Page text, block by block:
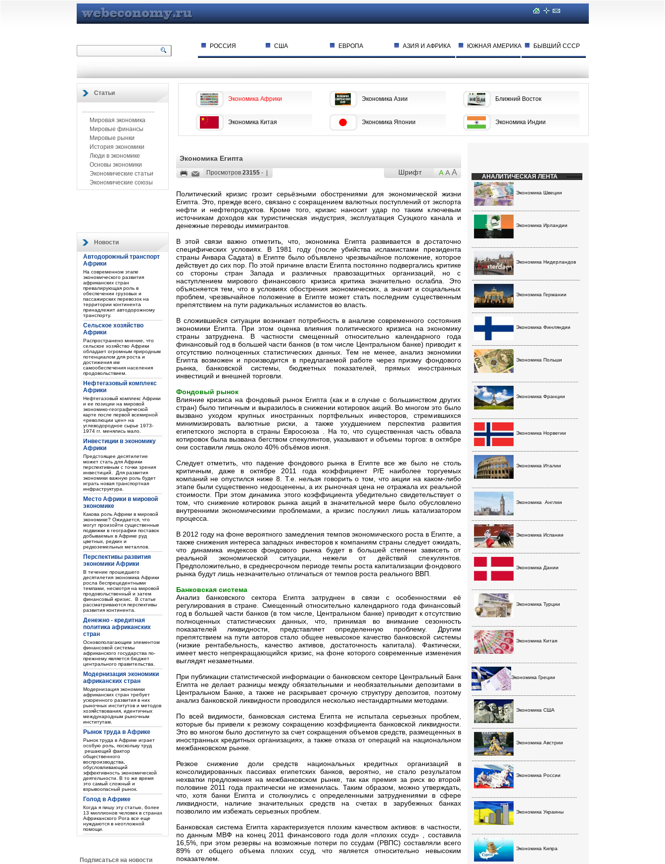
РОССИЯ США ЕВРОПА АЗИЯ И АФРИКА ЮЖНАЯ АМЕРИКА БЫВШИЙ СССР
Статьи
.................................................
Мировая экономика
Мировые финансы
Мировые рынки
История экономики
Люди в экономике
Основы экономики
Экономические статьи
Экономические союзы
Новости
Автодорожный транспорт
Африки
На современном этапе
экономического развития
африканских стран
превалирующая роль в
обеспечении грузовых и
пассажирских перевозок на
территории континента
принадлежит автодорожному
транспорту.
Сельское хозяйство
Африки
Распространено мнение, что
сельское хозяйство Африки
обладает огромным природным
потенциалом для роста и
достижения им
самообеспечения населения
продовольствием.
Нефтегазовый комплекс
Африки
Нефтегазовый комплекс Африки
и ее позиции на мировой
экономико-географической
карте после первой всемирной
«революции цен» на
углеводородное сырье 1973-
1974 гг. менялись мало.
Инвестиции в экономику
Африки
Предстоящее десятилетие
может стать для Африки
перспективным с точки зрения
инвестиций. Для развития
экономики важную роль будет
играть новая транспортная
инфраструктура.
Место Африки в мировой
экономике
Какова роль Африки в мировой
экономике? Ожидается, что
могут произойти существенные
подвижки в географии поставок
добываемых в Африке руд
цветных, редких и
редкоземельных металлов.
Перспективы развития
экономики Африки
В течение прошедшего
десятилетия экономика Африки
росла беспрецедентными
темпами, несмотря на мировой
продовольственный и затем
финансовый кризис. В статье
рассматриваются перспективы
развития континента.
Денежно - кредитная
политика африканских
стран
Основополагающим элементом
финансовой системы
африканского государства по-
прежнему является бюджет
центрального правительства.
Модернизация экономики
африканских стран
Модернизация экономики
африканских стран требует
ускоренного развития в них
рыночных институтов и методов
хозяйствования, идентичных
международным рыночным
институтам.
Рынок труда в Африке
Рынок труда в Африке играет
особую роль, поскольку труд
решающий фактор
общественного
воспроизводства,
обусловливающий
эффективность экономической
деятельности. В то же время
это самый сложный и
взрывоопасный рынок.
Голод в Африке
Когда я пишу эту статью, более
13 миллионов человек в странах
Африканского Рога все еще
нуждаются в неотложной
помощи.
Подписаться на новости
Экономика Африки Экономика Азии Ближний Восток
Экономика Китая Экономика Японии Экономика Индии
Экономика Египта
Просмотров 23155- | Шрифт A A A
Политический кризис грозит серьёзными обострениями для экономической жизни
Египта. Это, прежде всего, связано с сокращением валютных поступлений от экспорта
нефти и нефтепродуктов. Кроме того, кризис наносит удар по таким ключевым
источникам доходов как туристическая индустрия, эксплуатация Суэцкого канала и
денежные переводы иммигрантов.
В этой связи важно отметить, что, экономика Египта развивается в достаточно
специфических условиях. В 1981 году (после убийства исламистами президента
страны Анвара Садата) в Египте было объявлено чрезвычайное положение, которое
действует до сих пор. По этой причине власти Египта постоянно подвергались критике
со стороны стран Запада и различных правозащитных организаций, но с
наступлением мирового финансового кризиса критика значительно ослабла. Это
объясняется тем, что в условиях обострения экономических, а значит и социальных
проблем, чрезвычайное положение в Египте может стать последним существенным
препятствием на пути радикальных исламистов во власть.
В сложившейся ситуации возникает потребность в анализе современного состояния
экономики Египта. При этом оценка влияния политического кризиса на экономику
страны затруднена. В частности смещенный относительно календарного года
финансовый год в большей части банков (в том числе Центральном банке) приводит к
отсутствию полноценных статистических данных. Тем не менее, анализ экономики
Египта возможен и производится в предлагаемой работе через призму фондового
рынка, банковской системы, бюджетных показателей, прямых иностранных
инвестиций и внешней торговли.
Фондовый рынок
Влияние кризиса на фондовый рынок Египта (как и в случае с большинством других
стран) было типичным и выразилось в снижении котировок акций. Во многом это было
вызвано уходом крупных иностранных портфельных инвесторов, стремившихся
минимизировать валютные риски, а также ухудшением перспектив развития
египетского экспорта в страны Евросоюза . На то, что существенная часть обвала
котировок была вызвана бегством спекулянтов, указывают и объемы торгов: в октябре
они составили лишь около 40% объёмов июня.
Следует отметить, что падение фондового рынка в Египте все же было не столь
критичным, даже в октябре 2011 года коэффициент P/E наиболее торгуемых
компаний не опустился ниже 8. Т.е. нельзя говорить о том, что акции на каком-либо
этапе были существенно недооценены, а их рыночная цена не отражала их реальной
стоимости. При этом динамика этого коэффициента убедительно свидетельствует о
том, что снижение котировок рынка акций в значительной мере было обусловлено
внутренними экономическими проблемами, а кризис послужил лишь катализатором
процесса.
В 2012 году на фоне вероятного замедления темпов экономического роста в Египте, а
также снижения интереса западных инвесторов к компаниям страны следует ожидать,
что динамика индексов фондового рынка будет в большей степени зависеть от
реальной экономической ситуации, нежели от действий спекулянтов.
Предположительно, в среднесрочном периоде темпы роста капитализации фондового
рынка будут лишь незначительно отличаться от темпов роста реального ВВП.
Банковская система
Анализ банковского сектора Египта затруднен в связи с особенностями её
регулирования в стране. Смещенный относительно календарного года финансовый
год в большей части банков (в том числе, Центральном банке) приводит к отсутствию
полноценных статистических данных, что, принимая во внимание сезонность
показателей ликвидности, представляет определенную проблему. Другим
препятствием на пути авторов стало общее невысокое качество банковской системы
(низкие рентабельность, качество активов, достаточность капитала). Фактически,
имеет место непрекращающийся кризис, на фоне которого современные изменения
выглядят незаметными.
При публикации статистической информации о банковском секторе Центральный Банк
Египта не делает разницы между обязательными и необязательными депозитами в
Центральном Банке, а также не раскрывает срочную структуру депозитов, поэтому
анализ банковской ликвидности проводился несколько нестандартными методами.
По всей видимости, банковская система Египта не испытала серьезных проблем,
которые бы привели к резкому сокращению коэффициента банковской ликвидности.
Это во многом было достигнуто за счет сокращения объемов средств, размещенных в
иностранных кредитных организациях, а также отказа от операций на национальном
межбанковском рынке.
Резкое снижение доли средств национальных кредитных организаций в
консолидированных пассивах египетских банков, вероятно, не стало результатом
нехватки предложения на межбанковском рынке, так как премия за риск во второй
половине 2011 года практически не изменилась. Таким образом, можно утверждать,
что, хотя банки Египта и столкнулись с определенными затруднениями в сфере
ликвидности, наличие значительных средств на счетах в зарубежных банках
позволило им избежать серьезных проблем.
Банковская система Египта характеризуется плохим качеством активов: в частности,
по данным МВФ на конец 2011 финансового года доля «плохих ссуд» , составила
16,5%, при этом резервы на возможные потери по ссудам (РВПС) составляли всего
89% от общего объема плохих ссуд, что является относительно невысоким
показателем.
АНАЛИТИЧЕСКАЯ ЛЕНТА --------
Экономика Швеции
Экономика Ирландии
Экономика Нидерландов
.........................................................................
Экономика Германии
........................................................................
Экономика Финляндии
........................................................................
Экономика Польши
Экономика Франции
Экономика Норвегии
........................................................................
Экономика Италии
Экономика Англии
Экономика Испании
.........................................................................
Экономика Дании
Экономика Турции
Экономика Китая
Экономика Греции
......................................................................
Экономика США
.......................................................................
Экономика Австрии
......................................................................
Экономика России
Экономика Украины
Экономика Кипра